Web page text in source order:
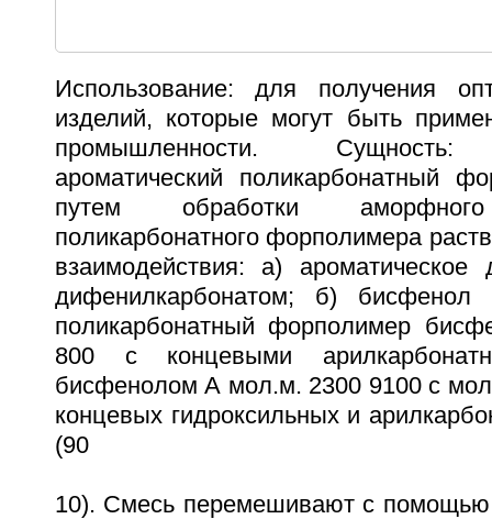
Использование: для получения
изделий, которые могут быть
промышленности. Сущность:
ароматический поликарбонатный
путем обработки аморфного
поликарбонатного форполимера
взаимодействия: а) ароматическое
дифенилкарбонатом; б)
поликарбонатный форполимер
800 с концевыми
бисфенолом А мол.м. 2300 9100 с
концевых гидроксильных и
(90
10). Смесь перемешивают с